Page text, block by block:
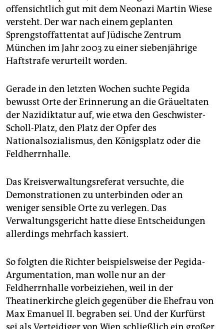
offensichtlich gut mit dem Neonazi Martin Wiese
versteht. Der war nach einem geplanten
Sprengstoffattentat auf Jüdische Zentrum
München im Jahr 2003 zu einer siebenjährige
Haftstrafe verurteilt worden.
Gerade in den letzten Wochen suchte Pegida
bewusst Orte der Erinnerung an die Gräueltaten
der Nazidiktatur auf, wie etwa den Geschwister-
Scholl-Platz, den Platz der Opfer des
Nationalsozialismus, den Königsplatz oder die
Feldherrnhalle.
Das Kreisverwaltungsreferat versuchte, die
Demonstrationen zu unterbinden oder an
weniger sensible Orte zu verlegen. Das
Verwaltungsgericht hatte diese Entscheidungen
allerdings mehrfach kassiert.
So folgten die Richter beispielsweise der Pegida-
Argumentation, man wolle nur an der
Feldherrnhalle vorbeiziehen, weil in der
Theatinerkirche gleich gegenüber die Ehefrau von
Max Emanuel II. begraben sei. Und der Kurfürst